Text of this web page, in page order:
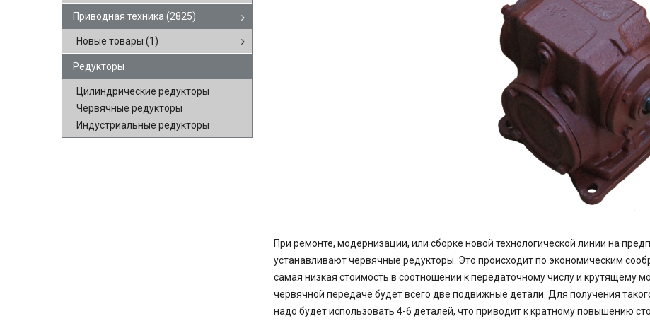
Приводная техника (2825)
Новые товары (1)
Редукторы
Цилиндрические редукторы
Червячные редукторы
Индустриальные редукторы
При ремонте, модернизации, или сборке новой технологической линии на
устанавливают червячные редукторы. Это происходит по экономическим
самая низкая стоимость в соотношении к передаточному числу и крутящему
червячной передаче будет всего две подвижные детали. Для получения
надо будет использовать 4-6 деталей, что приводит к кратному повышению